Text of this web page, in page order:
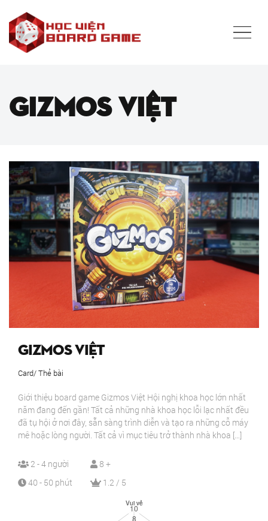
Gizmos Việt
Gizmos Việt
Card/ Thẻ bài
Giới thiệu board game Gizmos Việt Hội nghị khoa học lớn nhất
năm đang đến gần! Tất cả những nhà khoa học lỗi lạc nhất đều
đã tụ hội ở nơi đây, sẵn sàng trình diễn và tạo ra những cỗ máy
mê hoặc lòng người. Tất cả vì mục tiêu trở thành nhà khoa […]
2 - 4 người
40 - 50 phút
8 +
1.2 / 5